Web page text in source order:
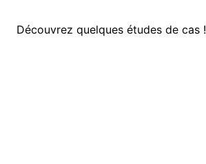
Découvrez quelques études de cas !